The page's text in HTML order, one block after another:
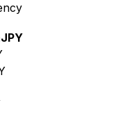
JPY